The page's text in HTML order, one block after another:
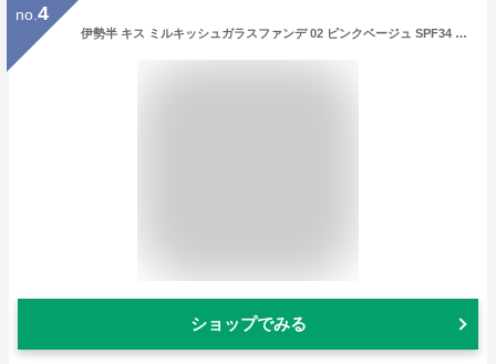
no. 4
伊勢半 キス ミルキッシュガラスファンデ 02 ピンクベージュ SPF34 PA++ (30g) リキッドファンデーション KiSS
ショップでみる